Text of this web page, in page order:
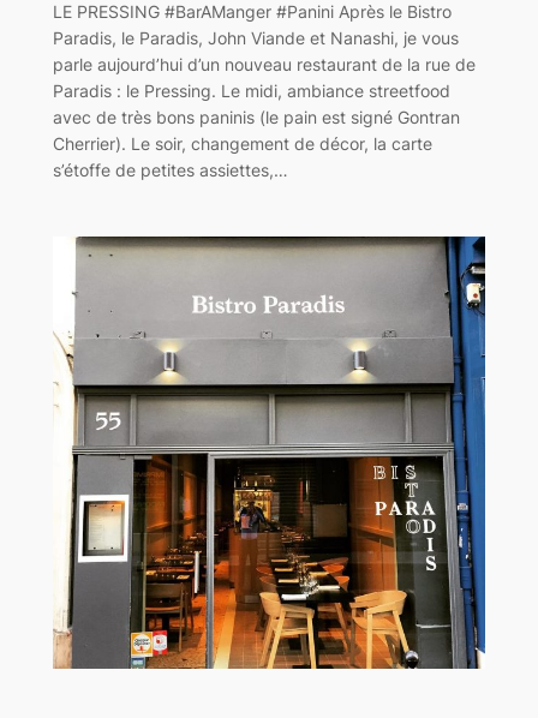
LE PRESSING #BarAManger #Panini Après le Bistro
Paradis, le Paradis, John Viande et Nanashi, je vous
parle aujourd’hui d’un nouveau restaurant de la rue de
Paradis : le Pressing. Le midi, ambiance streetfood
avec de très bons paninis (le pain est signé Gontran
Cherrier). Le soir, changement de décor, la carte
s’étoffe de petites assiettes,…